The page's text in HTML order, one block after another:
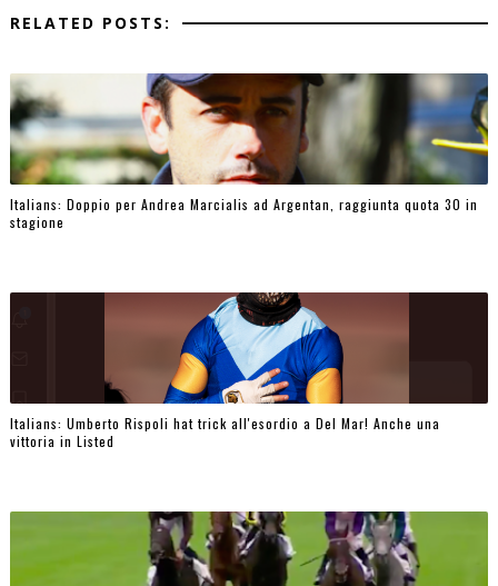
RELATED POSTS:
Italians: Doppio per Andrea Marcialis ad Argentan, raggiunta quota 30 in
stagione
Italians: Umberto Rispoli hat trick all'esordio a Del Mar! Anche una
vittoria in Listed